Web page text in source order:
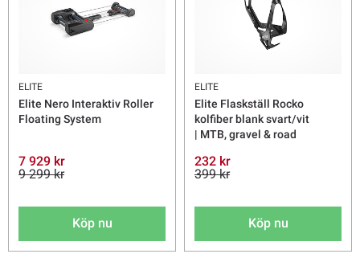
ELITE
Elite Nero Interaktiv Roller
Floating System
7 929 kr
9 299 kr
Köp nu
ELITE
Elite Flaskställ Rocko
kolfiber blank svart/vit
| MTB, gravel & road
232 kr
399 kr
Köp nu